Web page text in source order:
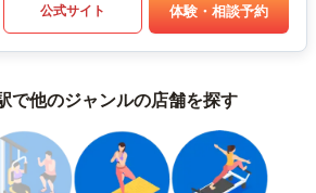
公式サイト 体験・相談予約
で他のジャンルの店舗を探す